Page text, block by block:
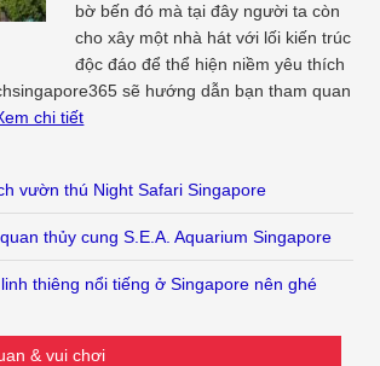
bờ bến đó mà tại đây người ta còn
cho xây một nhà hát với lối kiến trúc
độc đáo để thể hiện niềm yêu thích
sẽ hướng dẫn bạn tham quan
chi tiết
vườn thú Night Safari Singapore
thủy cung S.E.A. Aquarium Singapore
thiêng nổi tiếng ở Singapore nên ghé
& vui chơi